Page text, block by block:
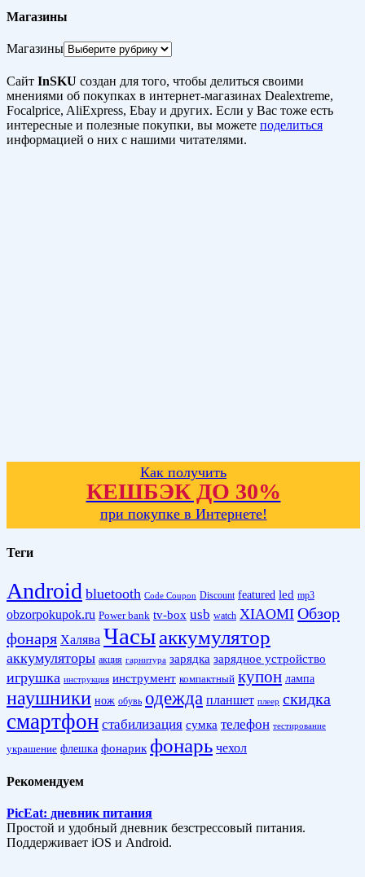
Магазины
Магазины
Сайт InSKU создан для того, чтобы делиться своими
мнениями об покупках в интернет-магазинах Dealextreme,
Focalprice, AliExpress, Ebay и других. Если у Вас тоже есть
интересные и полезные покупки, вы можете поделиться
информацией о них с нашими читателями.
Как получить
КЕШБЭК ДО 30%
при покупке в Интернете!
Теги
Android bluetooth Code Coupon Discount featured led mp3
obzorpokupok.ru Power bank tv-box usb watch XIAOMI Обзор
фонаря Халява Часыаккумулятор
аккумуляторы акция гарнитура зарядка зарядное устройство
игрушка инструкция инструмент компактный купон лампа
наушники нож обувь одежда планшет плеер скидка
смартфон стабилизация сумка телефон тестирование
украшение флешка фонарик фонарь чехол
Рекомендуем
PicEat: дневник питания
Простой и удобный дневник безстрессовый питания.
Поддерживает iOS и Android.